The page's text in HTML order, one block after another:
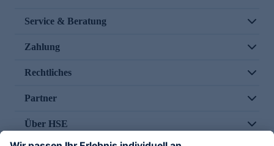
Service & Beratung
Zahlung
Rechtliches
Partner
Über HSE